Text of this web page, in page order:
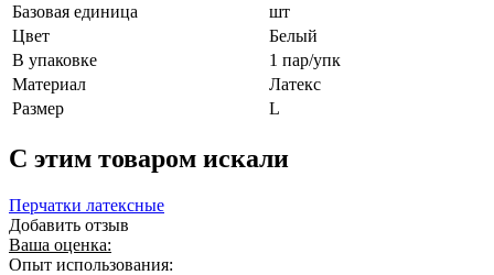
Базовая единица
шт
Цвет
Белый
В упаковке
1 пар/упк
Материал
Латекс
Размер
L
C этим товаром искали
Перчатки латексные
Добавить отзыв
Ваша оценка:
Опыт использования: